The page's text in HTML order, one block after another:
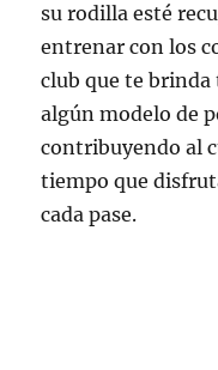
su rodilla esté
entrenar con los
club que te brinda
algún modelo de
contribuyendo al
tiempo que
cada pase.